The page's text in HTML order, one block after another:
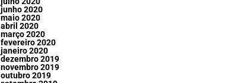
junho 2020
maio 2020
abril 2020
março 2020
fevereiro 2020
janeiro 2020
dezembro 2019
novembro 2019
outubro 2019